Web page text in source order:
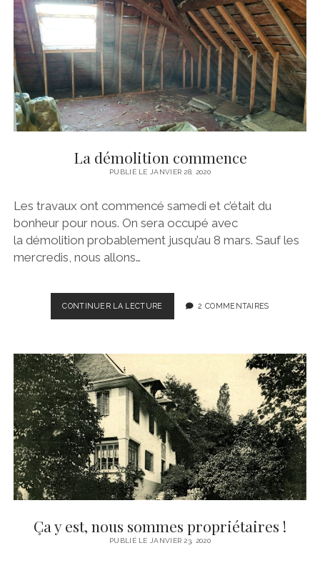
La démolition commence
PUBLIÉ LE JANVIER 28, 2020
Les travaux ont commencé samedi et c’était du
bonheur pour nous. On sera occupé avec
la démolition probablement jusqu’au 8 mars. Sauf les
mercredis, nous allons…
CONTINUER LA LECTURE
DÉMOLITION
2 COMMENTAIRES
Ça y est, nous sommes propriétaires !
PUBLIÉ LE JANVIER 23, 2020